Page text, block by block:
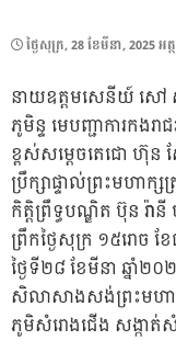
POSTED
ថ្ងៃ​សុក្រ, 28 ខែ​មីនា, 2025អ
នាយឧត្តមសេនីយ៍ សៅ
ភូមិន្ទ មេបញ្ជាការកងរ
ខ្ពស់សម្តេចតេជោ ហ៊ុន
ប្រឹក្សាផ្ទាល់ព្រះមហាក្ស
កិត្តិព្រឹទ្ធបណ្ឌិត ប៊ុន រ៉
ព្រឹកថ្ងៃសុក្រ ១៥រោច
ថ្ងៃទី២៨ ខែមីនា ឆ្នាំ
សិលាសាងសង់ព្រះមហាច
ភូមិសំរោងជើង សង្កាត់សំ